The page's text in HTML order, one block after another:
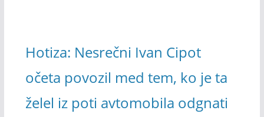
Hotiza: Nesrečni Ivan Cipot
očeta povozil med tem, ko je ta
želel iz poti avtomobila odgnati